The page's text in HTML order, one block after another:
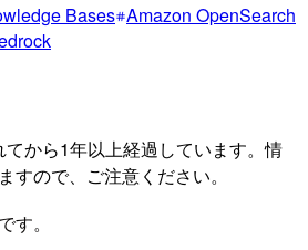
Bases Amazon OpenSearch
てから1年以上経過しています。情
すので、ご注意ください。
す。